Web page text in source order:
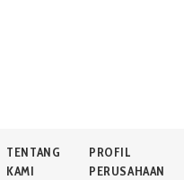
TENTANG
KAMI
PROFIL
PERUSAHAAN